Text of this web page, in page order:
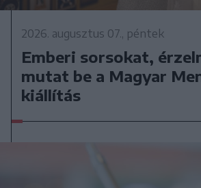
2026. augusztus 07., péntek
Emberi sorsokat,
mutat be a Magyar
kiállítás